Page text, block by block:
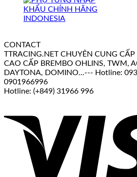
CONTACT
TTRACING.NET CHUYÊN CUNG
CAO CẤP BREMBO OHLINS, TWM,
DAYTONA, DOMINO...--- Hotline:
0901966996
Hotline: (+849) 31966 996